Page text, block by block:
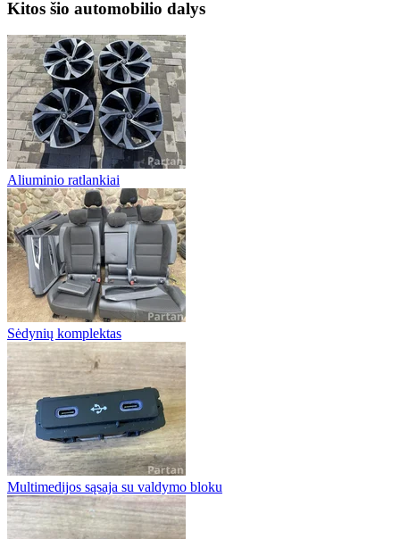
Kitos šio automobilio dalys
Aliuminio ratlankiai
Sėdynių komplektas
Multimedijos sąsaja su valdymo bloku